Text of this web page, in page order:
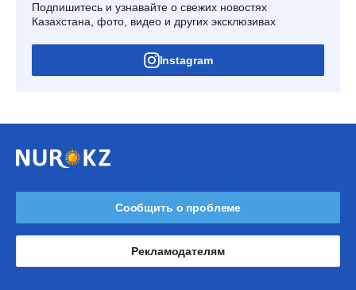
Подпишитесь и узнавайте о свежих новостях
Казахстана, фото, видео и других эксклюзивах
Instagram
Сообщить о проблеме
Рекламодателям